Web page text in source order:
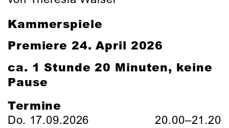
Kammerspiele
Premiere 24. April 2026
ca. 1 Stunde 20 Minuten, keine
Pause
Termine
Do. 17.09.2026 20.00–21.20